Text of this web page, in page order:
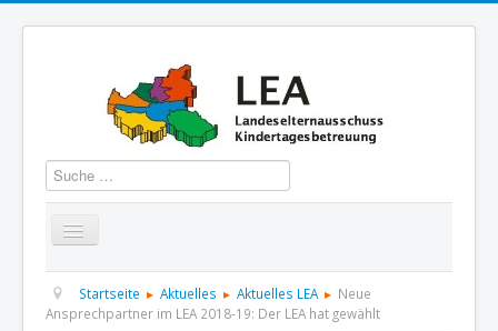
Suchen
Startseite Über uns Aktuelles Termine
Startseite Aktuelles Aktuelles LEA
Neue
Ansprechpartner im LEA 2018-19: Der LEA hat gewählt